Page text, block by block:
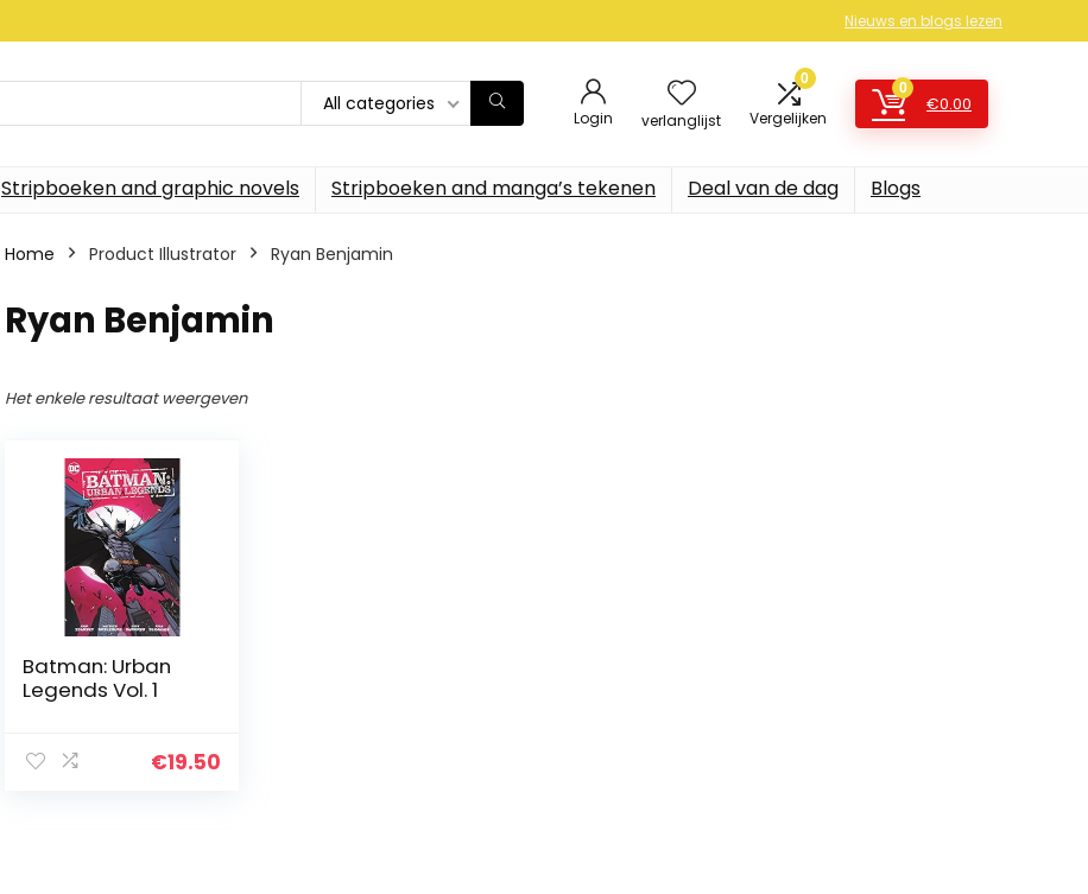
Nieuws en blogs lezen
All categories
Login verlanglijst
0
Vergelijken
0
€0.00
Stripboeken and graphic novels Stripboeken and manga’s tekenen Deal van de dag Blogs
Home Product Illustrator Ryan Benjamin
Ryan Benjamin
Het enkele resultaat weergeven
Batman: Urban
Legends Vol. 1
€19.50